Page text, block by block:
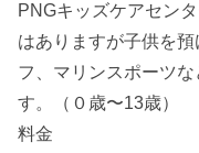
PNGキッズケアセン
はありますが子供を
フ、マリンスポーツ
す。（０歳〜13歳）
料金